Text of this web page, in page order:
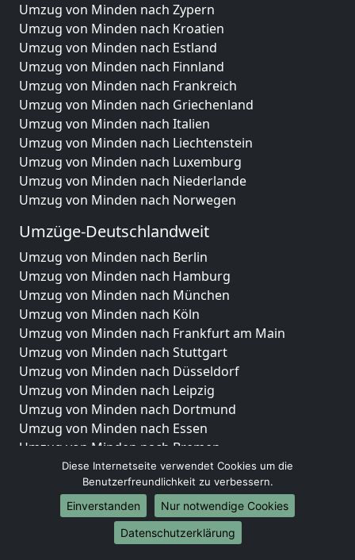
Umzug von Minden nach Zypern
Umzug von Minden nach Kroatien
Umzug von Minden nach Estland
Umzug von Minden nach Finnland
Umzug von Minden nach Frankreich
Umzug von Minden nach Griechenland
Umzug von Minden nach Italien
Umzug von Minden nach Liechtenstein
Umzug von Minden nach Luxemburg
Umzug von Minden nach Niederlande
Umzug von Minden nach Norwegen
Umzüge-Deutschlandweit
Umzug von Minden nach Berlin
Umzug von Minden nach Hamburg
Umzug von Minden nach München
Umzug von Minden nach Köln
Umzug von Minden nach Frankfurt am Main
Umzug von Minden nach Stuttgart
Umzug von Minden nach Düsseldorf
Umzug von Minden nach Leipzig
Umzug von Minden nach Dortmund
Umzug von Minden nach Essen
Umzug von Minden nach Bremen
Umzug von Minden nach Dresden
Umzug von Minden nach Hannover
Umzug von Minden nach Nürnberg
Umzug von Minden nach Duisburg
Umzug von Minden nach Bochum
Diese Internetseite verwendet Cookies um die
Benutzerfreundlichkeit zu verbessern.
Einverstanden
Nur notwendige Cookies
Datenschutzerklärung